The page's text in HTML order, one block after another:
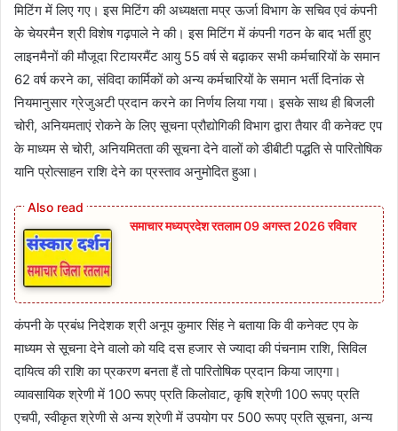
मिटिंग में लिए गए। इस मिटिंग की अध्यक्षता मप्र ऊर्जा विभाग के सचिव एवं कंपनी
के चेयरमैन श्री विशेष गढ़पाले ने की। इस मिटिंग में कंपनी गठन के बाद भर्ती हुए
लाइनमैनों की मौजूदा रिटायरमैंट आयु 55 वर्ष से बढ़ाकर सभी कर्मचारियों के समान
62 वर्ष करने का, संविदा कार्मिकों को अन्य कर्मचारियों के समान भर्ती दिनांक से
नियमानुसार ग्रेजुअटी प्रदान करने का निर्णय लिया गया। इसके साथ ही बिजली
चोरी, अनियमताएं रोकने के लिए सूचना प्रौद्योगिकी विभाग द्वारा तैयार वी कनेक्ट एप
के माध्यम से चोरी, अनियमितता की सूचना देने वालों को डीबीटी पद्धति से पारितोषिक
यानि प्रोत्साहन राशि देने का प्रस्ताव अनुमोदित हुआ।
समाचार मध्यप्रदेश रतलाम 09 अगस्त 2026 रविवार
कंपनी के प्रबंध निदेशक श्री अनूप कुमार सिंह ने बताया कि वी कनेक्ट एप के
माध्यम से सूचना देने वालो को यदि दस हजार से ज्यादा की पंचनाम राशि, सिविल
दायित्व की राशि का प्रकरण बनता हैं तो पारितोषिक प्रदान किया जाएगा।
व्यावसायिक श्रेणी में 100 रूपए प्रति किलोवाट, कृषि श्रेणी 100 रूपए प्रति
एचपी, स्वीकृत श्रेणी से अन्य श्रेणी में उपयोग पर 500 रूपए प्रति सूचना, अन्य